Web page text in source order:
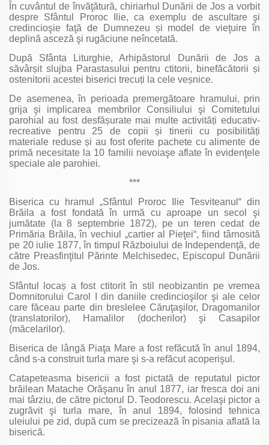
În cuvântul de învăţătură, chiriarhul Dunării de Jos a vorbit
despre Sfântul Proroc Ilie, ca exemplu de ascultare şi
credincioşie faţă de Dumnezeu și model de vieţuire în
deplină asceză şi rugăciune neîncetată.
După Sfânta Liturghie, Arhipăstorul Dunării de Jos a
săvârșit slujba Parastasului pentru ctitorii, binefăcătorii și
ostenitorii acestei biserici trecuți la cele veșnice.
De asemenea, în perioada premergătoare hramului, prin
grija şi implicarea membrilor Consiliului şi Comitetului
parohial au fost desfășurate mai multe activități educativ-
recreative pentru 25 de copii și tinerii cu posibilități
materiale reduse și au fost oferite pachete cu alimente de
primă necesitate la 10 familii nevoiaşe aflate în evidenţele
speciale ale parohiei.
***
Biserica cu hramul „Sfântul Proroc Ilie Tesviteanul“ din
Brăila a fost fondată în urmă cu aproape un secol şi
jumătate (la 8 septembrie 1872), pe un teren cedat de
Primăria Brăila, în vechiul „cartier al Pieţei“, fiind târnosită
pe 20 iulie 1877, în timpul Războiului de Independenţă, de
către Preasfinţitul Părinte Melchisedec, Episcopul Dunării
de Jos.
Sfântul locaș a fost ctitorit în stil neobizantin pe vremea
Domnitorului Carol I din daniile credincioşilor şi ale celor
care făceau parte din breslelee Căruţaşilor, Dragomanilor
(translatorilor), Hamalilor (docherilor) şi Casapilor
(măcelarilor).
Biserica de lângă Piaţa Mare a fost refăcută în anul 1894,
când s-a construit turla mare şi s-a refăcut acoperişul.
Catapeteasma bisericii a fost pictată de reputatul pictor
brăilean Matache Orăşanu în anul 1877, iar fresca doi ani
mai târziu, de către pictorul D. Teodorescu. Acelaşi pictor a
zugrăvit şi turla mare, în anul 1894, folosind tehnica
uleiului pe zid, după cum se precizează în pisania aflată la
biserică.